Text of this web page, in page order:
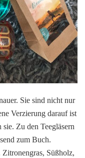
Sie sind nicht nur
Verzierung darauf ist
Zu den Teegläsern
zum Buch.
Zitronengras, Süßholz,